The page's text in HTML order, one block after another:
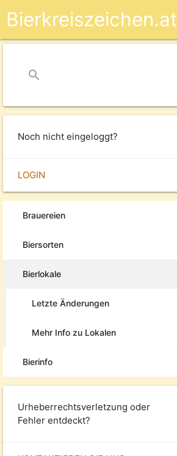
Bierkreiszeichen.at
search
Noch nicht eingeloggt?
LOGIN
Brauereien
Biersorten
Bierlokale
Letzte Änderungen
Mehr Info zu Lokalen
Bierinfo
Urheberrechtsverletzung oder
Fehler entdeckt?